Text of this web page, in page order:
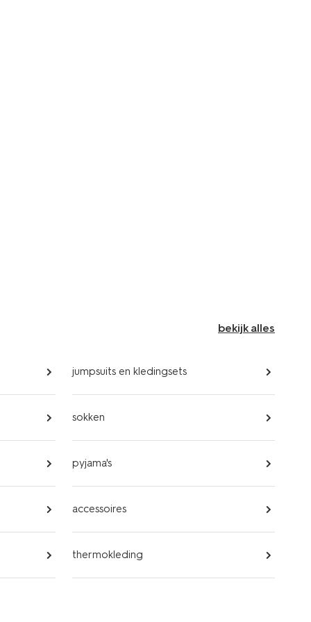
bekijk alles
jumpsuits en kledingsets
sokken
pyjama's
accessoires
thermokleding